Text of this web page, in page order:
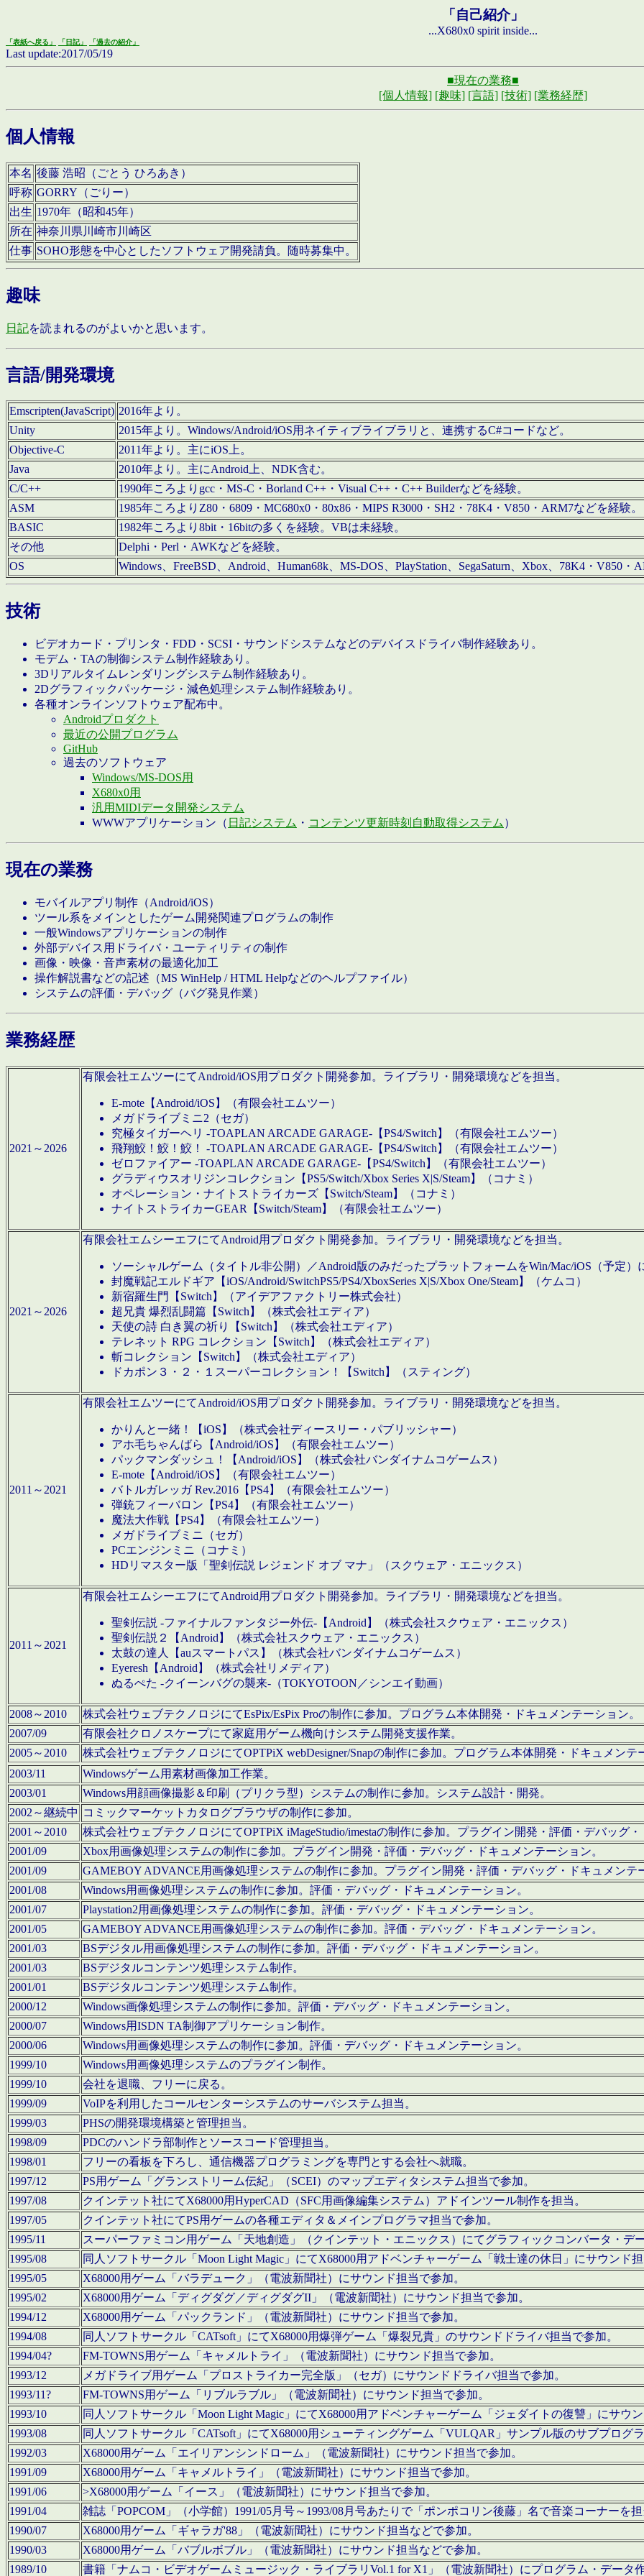
「自己紹介」
...X680x0 spirit inside...
「表紙へ戻る」 「日記」 「過去の紹介」
Last update:2017/05/19
■現在の業務■
[個人情報] [趣味] [言語] [技術] [業務経歴]
個人情報
本名 後藤 浩昭（ごとう ひろあき）
呼称 GORRY（ごりー）
出生 1970年（昭和45年）
所在 神奈川県川崎市川崎区
仕事 SOHO形態を中心としたソフトウェア開発請負。随時募集中。
趣味
日記を読まれるのがよいかと思います。
言語/開発環境
Emscripten(JavaScript) 2016年より。
Unity
2015年より。Windows/Android/iOS用ネイティブライブラリと、連携するC#コードなど。
Objective-C
2011年より。主にiOS上。
Java
2010年より。主にAndroid上、NDK含む。
C/C++
1990年ころよりgcc・MS-C・Borland C++・Visual C++・C++ Builderなどを経験。
ASM
1985年ころよりZ80・6809・MC680x0・80x86・MIPS R3000・SH2・78K4・V850・ARM7などを経験。
BASIC
1982年ころより8bit・16bitの多くを経験。VBは未経験。
その他
Delphi・Perl・AWKなどを経験。
OS
Windows、FreeBSD、Android、Human68k、MS-DOS、PlayStation、SegaSaturn、Xbox、78K4・V850・
技術
ビデオカード・プリンタ・FDD・SCSI・サウンドシステムなどのデバイスドライバ制作経験あり。
モデム・TAの制御システム制作経験あり。
3Dリアルタイムレンダリングシステム制作経験あり。
2Dグラフィックパッケージ・減色処理システム制作経験あり。
各種オンラインソフトウェア配布中。
Androidプロダクト
最近の公開プログラム
GitHub
過去のソフトウェア
Windows/MS-DOS用
X680x0用
汎用MIDIデータ開発システム
WWWアプリケーション（ 日記システム ・ コンテンツ更新時刻自動取得システム ）
現在の業務
モバイルアプリ制作（Android/iOS）
ツール系をメインとしたゲーム開発関連プログラムの制作
一般Windowsアプリケーションの制作
外部デバイス用ドライバ・ユーティリティの制作
画像・映像・音声素材の最適化加工
操作解説書などの記述（MS WinHelp / HTML Helpなどのヘルプファイル）
システムの評価・デバッグ（バグ発見作業）
業務経歴
2021～2026
有限会社エムツーにてAndroid/iOS用プロダクト開発参加。ライブラリ・開発環境などを担当。
E-mote【Android/iOS】（有限会社エムツー）
メガドライブミニ2（セガ）
究極タイガーヘリ -TOAPLAN ARCADE GARAGE-【PS4/Switch】（有限会社エムツー）
飛翔鮫！鮫！鮫！ -TOAPLAN ARCADE GARAGE-【PS4/Switch】（有限会社エムツー）
ゼロファイアー -TOAPLAN ARCADE GARAGE-【PS4/Switch】（有限会社エムツー）
グラディウスオリジンコレクション【PS5/Switch/Xbox Series X|S/Steam】（コナミ）
オペレーション・ナイトストライカーズ【Switch/Steam】（コナミ）
ナイトストライカーGEAR【Switch/Steam】（有限会社エムツー）
2021～2026
有限会社エムシーエフにてAndroid用プロダクト開発参加。ライブラリ・開発環境などを担当。
ソーシャルゲーム（タイトル非公開）／Android版のみだったプラットフォームをWin/Mac/iOS（予定）
封魔戦記エルドギア【iOS/Android/SwitchPS5/PS4/XboxSeries X|S/Xbox One/Steam】（ケムコ）
新宿羅生門【Switch】（アイデアファクトリー株式会社）
超兄貴 爆烈乱闘篇【Switch】（株式会社エディア）
天使の詩 白き翼の祈り【Switch】（株式会社エディア）
テレネット RPG コレクション【Switch】（株式会社エディア）
斬コレクション【Switch】（株式会社エディア）
ドカポン３・２・１スーパーコレクション！【Switch】（スティング）
2011～2021
有限会社エムツーにてAndroid/iOS用プロダクト開発参加。ライブラリ・開発環境などを担当。
かりんと一緒！【iOS】（株式会社ディースリー・パブリッシャー）
アホ毛ちゃんばら【Android/iOS】（有限会社エムツー）
パックマンダッシュ！【Android/iOS】（株式会社バンダイナムコゲームス）
E-mote【Android/iOS】（有限会社エムツー）
バトルガレッガ Rev.2016【PS4】（有限会社エムツー）
弾銃フィーバロン【PS4】（有限会社エムツー）
魔法大作戦【PS4】（有限会社エムツー）
メガドライブミニ（セガ）
PCエンジンミニ（コナミ）
HDリマスター版「聖剣伝説 レジェンド オブ マナ」（スクウェア・エニックス）
2011～2021
有限会社エムシーエフにてAndroid用プロダクト開発参加。ライブラリ・開発環境などを担当。
聖剣伝説 -ファイナルファンタジー外伝-【Android】（株式会社スクウェア・エニックス）
聖剣伝説２【Android】（株式会社スクウェア・エニックス）
太鼓の達人【auスマートパス】（株式会社バンダイナムコゲームス）
Eyeresh【Android】（株式会社リメディア）
ぬるぺた -クイーンバグの襲来-（TOKYOTOON／シンエイ動画）
2008～2010
株式会社ウェブテクノロジにてEsPix/EsPix Proの制作に参加。プログラム本体開発・ドキュメンテーション。
2007/09
有限会社クロノスケープにて家庭用ゲーム機向けシステム開発支援作業。
2005～2010
株式会社ウェブテクノロジにてOPTPiX webDesigner/Snapの制作に参加。プログラム本体開発・ドキュメンテ
2003/11
Windowsゲーム用素材画像加工作業。
2003/01
Windows用顔画像撮影＆印刷（プリクラ型）システムの制作に参加。システム設計・開発。
2002～継続中 コミックマーケットカタログブラウザの制作に参加。
2001～2010
株式会社ウェブテクノロジにてOPTPiX iMageStudio/imestaの制作に参加。プラグイン開発・評価・デバッグ
2001/09
Xbox用画像処理システムの制作に参加。プラグイン開発・評価・デバッグ・ドキュメンテーション。
2001/09
GAMEBOY ADVANCE用画像処理システムの制作に参加。プラグイン開発・評価・デバッグ・ドキュメンテ
2001/08
Windows用画像処理システムの制作に参加。評価・デバッグ・ドキュメンテーション。
2001/07
Playstation2用画像処理システムの制作に参加。評価・デバッグ・ドキュメンテーション。
2001/05
GAMEBOY ADVANCE用画像処理システムの制作に参加。評価・デバッグ・ドキュメンテーション。
2001/03
BSデジタル用画像処理システムの制作に参加。評価・デバッグ・ドキュメンテーション。
2001/03
BSデジタルコンテンツ処理システム制作。
2001/01
BSデジタルコンテンツ処理システム制作。
2000/12
Windows画像処理システムの制作に参加。評価・デバッグ・ドキュメンテーション。
2000/07
Windows用ISDN TA制御アプリケーション制作。
2000/06
Windows用画像処理システムの制作に参加。評価・デバッグ・ドキュメンテーション。
1999/10
Windows用画像処理システムのプラグイン制作。
1999/10
会社を退職、フリーに戻る。
1999/09
VoIPを利用したコールセンターシステムのサーバシステム担当。
1999/03
PHSの開発環境構築と管理担当。
1998/09
PDCのハンドラ部制作とソースコード管理担当。
1998/01
フリーの看板を下ろし、通信機器プログラミングを専門とする会社へ就職。
1997/12
PS用ゲーム「グランストリーム伝紀」（SCEI）のマップエディタシステム担当で参加。
1997/08
クインテット社にてX68000用HyperCAD（SFC用画像編集システム）アドインツール制作を担当。
1997/05
クインテット社にてPS用ゲームの各種エディタ＆メインプログラマ担当で参加。
1995/11
スーパーファミコン用ゲーム「天地創造」（クインテット・エニックス）にてグラフィックコンバータ・デ
1995/08
同人ソフトサークル「Moon Light Magic」にてX68000用アドベンチャーゲーム「戦士達の休日」にサウンド
1995/05
X68000用ゲーム「バラデューク」（電波新聞社）にサウンド担当で参加。
1995/02
X68000用ゲーム「ディグダグ／ディグダグII」（電波新聞社）にサウンド担当で参加。
1994/12
X68000用ゲーム「パックランド」（電波新聞社）にサウンド担当で参加。
1994/08
同人ソフトサークル「CATsoft」にてX68000用爆弾ゲーム「爆裂兄貴」のサウンドドライバ担当で参加。
1994/04?
FM-TOWNS用ゲーム「キャメルトライ」（電波新聞社）にサウンド担当で参加。
1993/12
メガドライブ用ゲーム「プロストライカー完全版」（セガ）にサウンドドライバ担当で参加。
1993/11?
FM-TOWNS用ゲーム「リブルラブル」（電波新聞社）にサウンド担当で参加。
1993/10
同人ソフトサークル「Moon Light Magic」にてX68000用アドベンチャーゲーム「ジェダイトの復讐」にサウ
1993/08
同人ソフトサークル「CATsoft」にてX68000用シューティングゲーム「VULQAR」サンプル版のサブプログ
1992/03
X68000用ゲーム「エイリアンシンドローム」（電波新聞社）にサウンド担当で参加。
1991/09
X68000用ゲーム「キャメルトライ」（電波新聞社）にサウンド担当で参加。
1991/06
>X68000用ゲーム「イース」（電波新聞社）にサウンド担当で参加。
1991/04
雑誌「POPCOM」（小学館）1991/05月号～1993/08月号あたりで「ポンポコリン後藤」名で音楽コーナーを
1990/07
X68000用ゲーム「ギャラガ'88」（電波新聞社）にサウンド担当などで参加。
1990/03
X68000用ゲーム「バブルボブル」（電波新聞社）にサウンド担当などで参加。
1989/10
書籍「ナムコ・ビデオゲームミュージック・ライブラリVol.1 for X1」（電波新聞社）にプログラム・データ